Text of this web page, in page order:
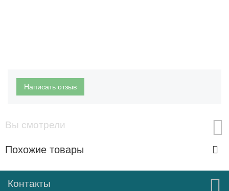
Написать отзыв
Вы смотрели
Похожие товары
Контакты